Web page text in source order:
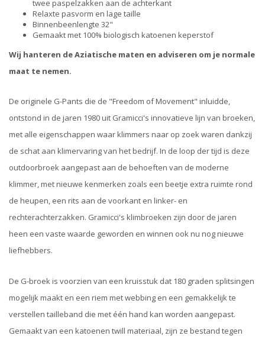
twee paspelzakken aan de achterkant
Relaxte pasvorm en lage taille
Binnenbeenlengte 32"
Gemaakt met 100% biologisch katoenen keperstof
Wij hanteren de Aziatische maten en adviseren om je normale
maat te nemen.
De originele G-Pants die de "Freedom of Movement" inluidde,
ontstond in de jaren 1980 uit Gramicci's innovatieve lijn van broeken,
met alle eigenschappen waar klimmers naar op zoek waren dankzij
de schat aan klimervaring van het bedrijf. In de loop der tijd is deze
outdoorbroek aangepast aan de behoeften van de moderne
klimmer, met nieuwe kenmerken zoals een beetje extra ruimte rond
de heupen, een rits aan de voorkant en linker- en
rechterachterzakken. Gramicci's klimbroeken zijn door de jaren
heen een vaste waarde geworden en winnen ook nu nog nieuwe
liefhebbers.
De G-broek is voorzien van een kruisstuk dat 180 graden splitsingen
mogelijk maakt en een riem met webbing en een gemakkelijk te
verstellen tailleband die met één hand kan worden aangepast.
Gemaakt van een katoenen twill materiaal, zijn ze bestand tegen